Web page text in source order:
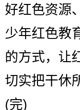
好红色资源
少年红色教
的方式，让
切实把干休
(完)